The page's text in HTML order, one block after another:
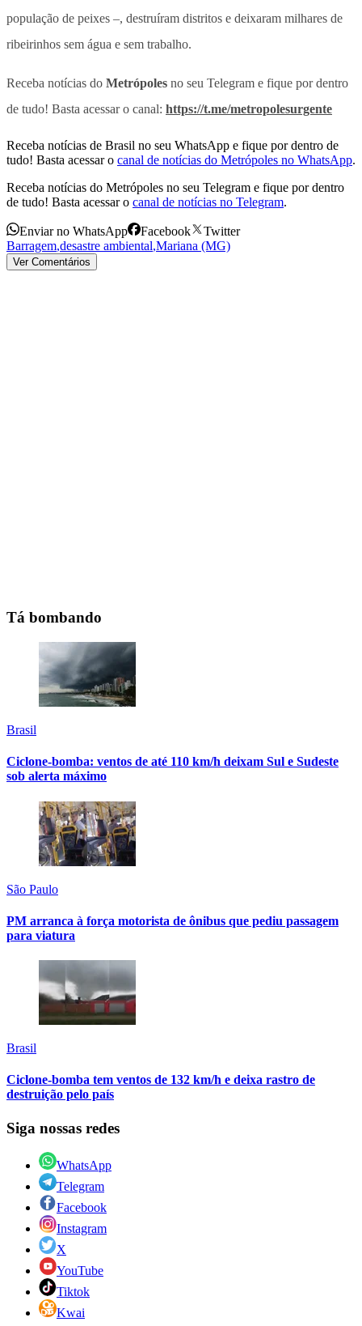
população de peixes –, destruíram distritos e deixaram milhares de
ribeirinhos sem água e sem trabalho.
Receba notícias do Metrópoles no seu Telegram e fique por dentro
de tudo! Basta acessar o canal: https://t.me/metropolesurgente
Receba notícias de Brasil no seu WhatsApp e fique por dentro de
tudo! Basta acessar o canal de notícias do Metrópoles no WhatsApp.
Receba notícias do Metrópoles no seu Telegram e fique por dentro
de tudo! Basta acessar o canal de notícias no Telegram.
Enviar no WhatsApp Facebook
Twitter
Barragem,desastre ambiental,Mariana (MG)
Ver Comentários
Tá bombando
Brasil
Ciclone-bomba: ventos de até 110 km/h deixam Sul e Sudeste
sob alerta máximo
São Paulo
PM arranca à força motorista de ônibus que pediu passagem
para viatura
Brasil
Ciclone-bomba tem ventos de 132 km/h e deixa rastro de
destruição pelo país
Siga nossas redes
WhatsApp
Telegram
Facebook
Instagram
X
YouTube
Tiktok
Kwai